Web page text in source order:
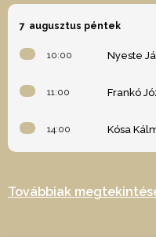
7 augusztus péntek
10:00 Nyeste
11:00 Frankó
14:00 Kósa
Továbbiak